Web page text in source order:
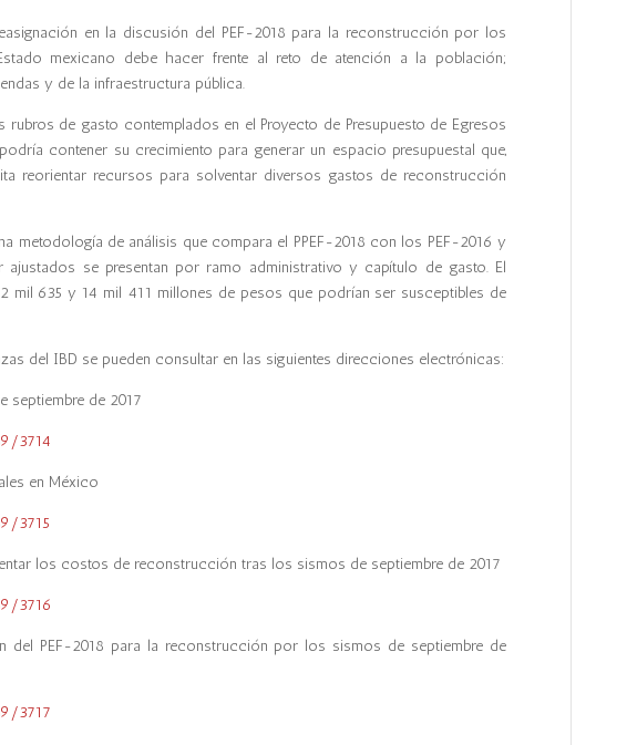
en la discusión del PEF-2018 para la reconstrucción por los
mexicano debe hacer frente al reto de atención a la población;
y de la infraestructura pública.
de gasto contemplados en el Proyecto de Presupuesto de Egresos
contener su crecimiento para generar un espacio presupuestal que,
reorientar recursos para solventar diversos gastos de reconstrucción
metodología de análisis que compara el PPEF-2018 con los PEF-2016 y
se presentan por ramo administrativo y capítulo de gasto. El
mil 635 y 14 mil 411 millones de pesos que podrían ser susceptibles de
del IBD se pueden consultar en las siguientes direcciones electrónicas:
septiembre de 2017
3714
en México
3715
los costos de reconstrucción tras los sismos de septiembre de 2017
3716
del PEF-2018 para la reconstrucción por los sismos de septiembre de
3717